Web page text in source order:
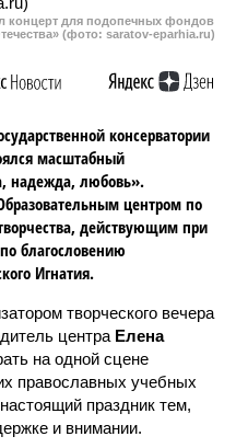
концерт для подопечных фондов
(фото: saratov-eparhia.ru)
консерватории
масштабный
надежда, любовь».
центром по
действующим при
благословению
Игнатия.
творческого вечера
центра Елена
на одной сцене
православных учебных
праздник тем,
и внимании.